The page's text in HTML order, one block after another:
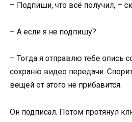
– Подпиши, что всё получил, –
– А если я не подпишу?
– Тогда я отправлю тебе опись
сохраню видео передачи.
вещей от этого не прибавится.
Он подписал. Потом протянул